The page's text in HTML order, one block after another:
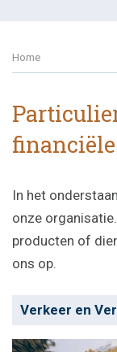
Home
In het
onze
producten of
ons op.
Verkeer en